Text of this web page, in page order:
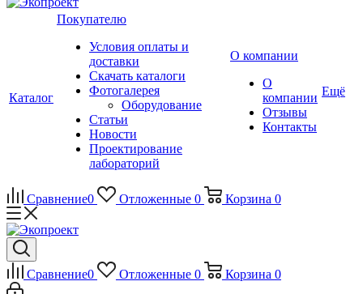
Каталог
Покупателю
Условия оплаты и
доставки
Скачать каталоги
Фотогалерея
Оборудование
Статьи
Новости
Проектирование
лабораторий
О компании
О
компании
Отзывы
Контакты
Ещё
Сравнение0 Отложенные 0 Корзина 0
Сравнение0 Отложенные 0 Корзина 0